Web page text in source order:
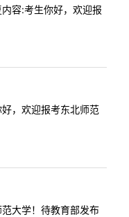
容:考生你好，欢迎报
，欢迎报考东北师范
大学！待教育部发布